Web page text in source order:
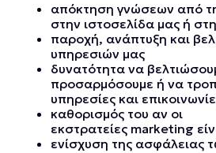
απόκτηση γνώσεων από
στην ιστοσελίδα μας ή
παροχή, ανάπτυξη και
υπηρεσιών μας
δυνατότητα να
προσαρμόσουμε ή να
υπηρεσίες και
καθορισμός του αν οι
εκστρατείες marketing
ενίσχυση της ασφάλειας